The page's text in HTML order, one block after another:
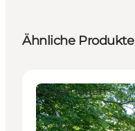
Ähnliche Produkte
Attraktionen